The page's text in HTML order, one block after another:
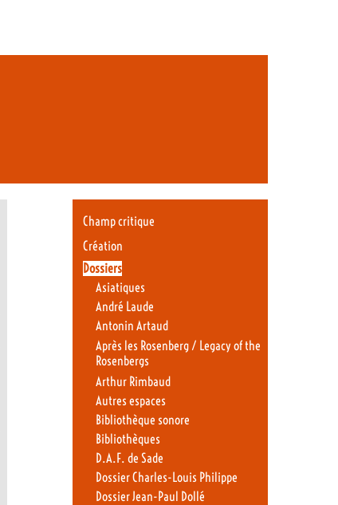
Champ critique
Création
Dossiers
Asiatiques
André Laude
Antonin Artaud
Après les Rosenberg / Legacy of the
Rosenbergs
Arthur Rimbaud
Autres espaces
Bibliothèque sonore
Bibliothèques
D.A.F. de Sade
Dossier Charles-Louis Philippe
Dossier Jean-Paul Dollé